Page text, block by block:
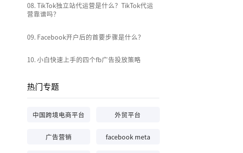
08.TikTok独立站代运营是什么？TikTok代运
营靠谱吗？
09. Facebook开户后的首要步骤是什么？
10.小白快速上手的四个fb广告投放策略
热门专题
中国跨境电商平台 外贸平台
广告营销 facebook meta